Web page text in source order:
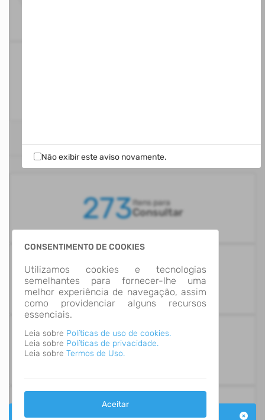
Não exibir este aviso novamente.
CONSENTIMENTO DE COOKIES
Utilizamos cookies e tecnologias
semelhantes para fornecer-lhe uma
melhor experiência de navegação, assim
como providenciar alguns recursos
essenciais.
Leia sobre Políticas de uso de cookies.
Leia sobre Políticas de privacidade.
Leia sobre Termos de Uso.
Aceitar
Aviso Portal Transparência
ESTATÍSTICAS
273 Itens para
Consultar
14 Grupos de
Informação
Número de Acessos
990,625
Última Atualização